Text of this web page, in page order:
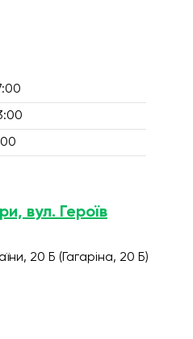
вул. Героїв
20 Б (Гагаріна, 20 Б)